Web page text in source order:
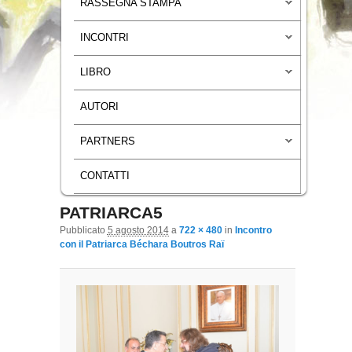
RASSEGNA STAMPA
INCONTRI
LIBRO
AUTORI
PARTNERS
CONTATTI
Navigazione immagini
PATRIARCA5
Pubblicato 5 agosto 2014a 722 × 480in Incontro
con il Patriarca Béchara Boutros Raï